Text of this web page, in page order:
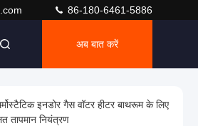
86-180-6461-5886
अब बात करें
इनडोर गैस वॉटर हीटर बाथरूम के लिए
तापमान नियंत्रण